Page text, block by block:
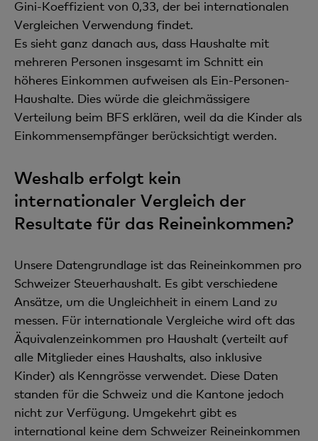
Gini-Koeffizient von 0,33, der bei internationalen
Vergleichen Verwendung findet.
Es sieht ganz danach aus, dass Haushalte mit
mehreren Personen insgesamt im Schnitt ein
höheres Einkommen aufweisen als Ein-Personen-
Haushalte. Dies würde die gleichmässigere
Verteilung beim BFS erklären, weil da die Kinder als
Einkommensempfänger berücksichtigt werden.
Weshalb erfolgt kein
internationaler Vergleich der
Resultate für das Reineinkommen?
Unsere Datengrundlage ist das Reineinkommen pro
Schweizer Steuerhaushalt. Es gibt verschiedene
Ansätze, um die Ungleichheit in einem Land zu
messen. Für internationale Vergleiche wird oft das
Äquivalenzeinkommen pro Haushalt (verteilt auf
alle Mitglieder eines Haushalts, also inklusive
Kinder) als Kenngrösse verwendet. Diese Daten
standen für die Schweiz und die Kantone jedoch
nicht zur Verfügung. Umgekehrt gibt es
international keine dem Schweizer Reineinkommen